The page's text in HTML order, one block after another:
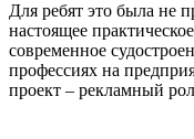
Для ребят это была не
настоящее
современное
профессиях на
проект – рекламный